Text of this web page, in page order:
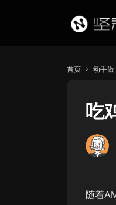
首页 › 动手做
吃
随着